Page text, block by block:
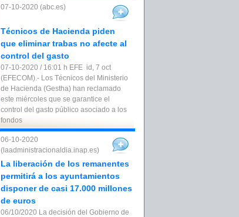
07-10-2020 (abc.es)
Técnicos de Hacienda piden
que eliminar trabas no afecte al
control del gasto
07-10-2020 / 16:01 h EFE id, 7 oct
(EFECOM).- Los Técnicos del Ministerio
de Hacienda (Gestha) han reclamado
este miércoles que se garantice el
control del gasto público asociado a los
fondos
06-10-2020
(laadministracionaldia.inap.es)
La liberación de los remanentes
permitirá a los ayuntamientos
disponer de casi 17.000 millones
de euros
06/10/2020 La decisión del Gobierno de